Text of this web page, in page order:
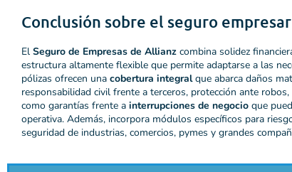
Conclusión sobre el seguro
El Seguro de Empresas de Allianz combina solidez
estructura altamente flexible que permite adaptarse a las
pólizas ofrecen una cobertura integralque abarca daños
responsabilidad civil frente a terceros, protección ante
como garantías frente a interrupciones de negocio que
operativa. Además, incorpora módulos específicos para
seguridad de industrias, comercios, pymes y grandes